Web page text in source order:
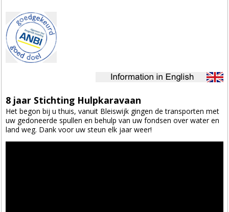
8 jaar Stichting Hulpkaravaan
Het begon bij u thuis, vanuit Bleiswijk gingen de transporten met
uw gedoneerde spullen en behulp van uw fondsen over water en
land weg. Dank voor uw steun elk jaar weer!